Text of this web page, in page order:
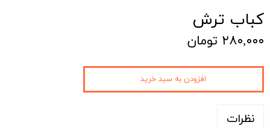
کباب ترش
۲۸۰,۰۰۰ تومان
افزودن به سبد خرید
نظرات